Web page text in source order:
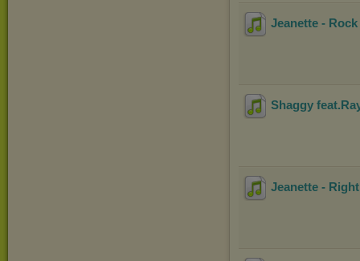
Jeanette -
Shaggy
Jeanette -